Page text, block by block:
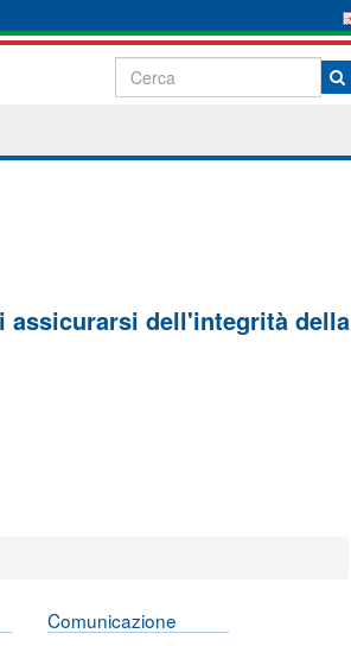
assicurarsi dell'integrità della
Comunicazione